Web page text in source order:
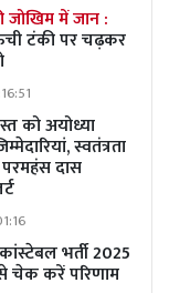
जोखिम में जान :
टंकी पर चढ़कर
को अयोध्या
स्वतंत्रता
दास
भर्ती 2025
चेक करें परिणाम